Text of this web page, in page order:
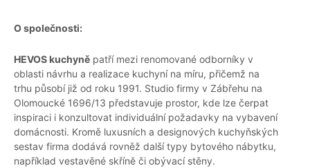
O společnosti:
HEVOS kuchyně patří mezi renomované odborníky v
oblasti návrhu a realizace kuchyní na míru, přičemž na
trhu působí již od roku 1991. Studio firmy v Zábřehu na
Olomoucké 1696/13 představuje prostor, kde lze čerpat
inspiraci i konzultovat individuální požadavky na vybavení
domácnosti. Kromě luxusních a designových kuchyňských
sestav firma dodává rovněž další typy bytového nábytku,
například vestavěné skříně či obývací stěny.